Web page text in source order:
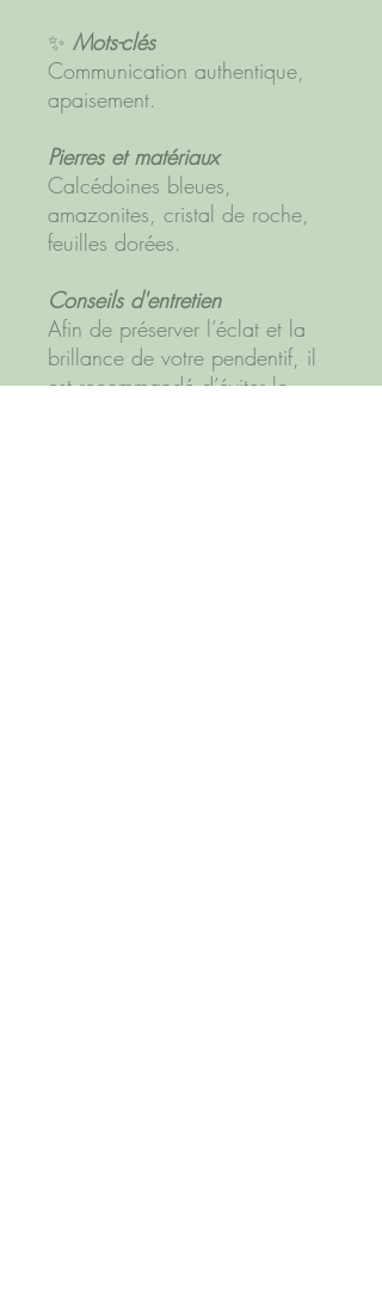
✨ Mots-clés
Communication authentique,
apaisement.
Pierres et matériaux
Calcédoines bleues,
amazonites, cristal de roche,
feuilles dorées.
Conseils d'entretien
Afin de préserver l’éclat et la
brillance de votre pendentif, il
est recommandé d’éviter le